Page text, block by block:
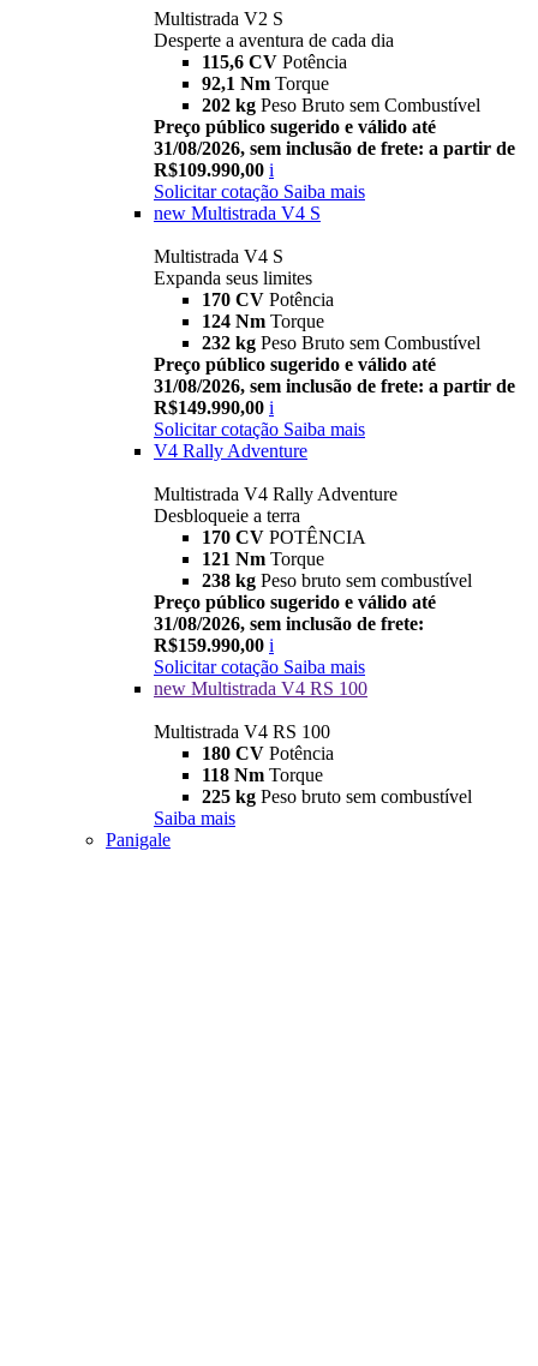
Multistrada V2 S
Desperte a aventura de cada dia
115,6 CV Potência
92,1 Nm Torque
202 kg Peso Bruto sem Combustível
Preço público sugerido e válido até
31/08/2026, sem inclusão de frete: a partir de
R$109.990,00 i
Solicitar cotação Saiba mais
new Multistrada V4 S
Multistrada V4 S
Expanda seus limites
170 CV Potência
124 Nm Torque
232 kg Peso Bruto sem Combustível
Preço público sugerido e válido até
31/08/2026, sem inclusão de frete: a partir de
R$149.990,00 i
Solicitar cotação Saiba mais
V4 Rally Adventure
Multistrada V4 Rally Adventure
Desbloqueie a terra
170 CV POTÊNCIA
121 Nm Torque
238 kg Peso bruto sem combustível
Preço público sugerido e válido até
31/08/2026, sem inclusão de frete:
R$159.990,00 i
Solicitar cotação Saiba mais
new Multistrada V4 RS 100
Multistrada V4 RS 100
180 CV Potência
118 Nm Torque
225 kg Peso bruto sem combustível
Saiba mais
Panigale